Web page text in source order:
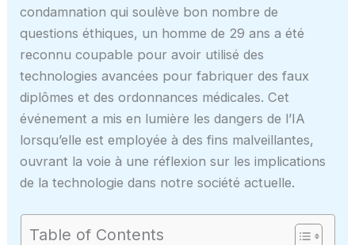
condamnation qui soulève bon nombre de
questions éthiques, un homme de 29 ans a été
reconnu coupable pour avoir utilisé des
technologies avancées pour fabriquer des faux
diplômes et des ordonnances médicales. Cet
événement a mis en lumière les dangers de l’IA
lorsqu’elle est employée à des fins malveillantes,
ouvrant la voie à une réflexion sur les implications
de la technologie dans notre société actuelle.
Table of Contents